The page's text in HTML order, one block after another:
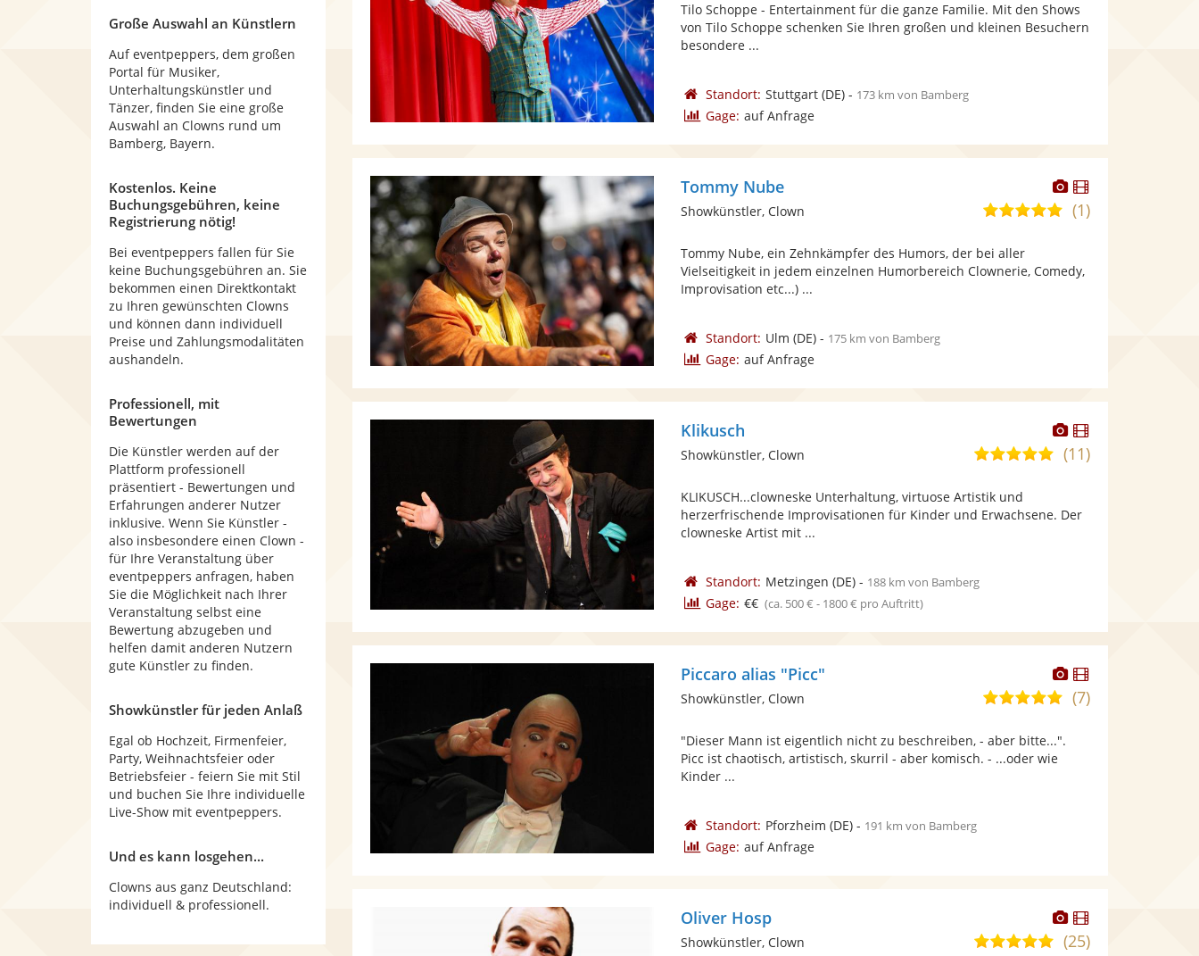
bereit.
5
Sternen
Tilo Schoppe - Entertainment für die ganze Familie. Mit den Shows
von Tilo Schoppe schenken Sie Ihren großen und kleinen Besuchern
besondere ...
Standort: Stuttgart(DE)- 173 km von Bamberg
Gage: auf Anfrage
Dieser
Künstler
stellt
bereit.
Dieser
Künstler
Tommy Nube
5,0
Sternen
(1)
Showkünstler, Clown
Tommy Nube, ein Zehnkämpfer des Humors, der bei aller
Vielseitigkeit in jedem einzelnen Humorbereich Clownerie, Comedy,
Improvisation etc...) ...
Standort: Ulm (DE)- 175 km von Bamberg
Gage: auf Anfrage
Dieser
Künstler
stellt
Dieser
Künstler
Klikusch
5,0
Sternen
(11)
Showkünstler, Clown
KLIKUSCH...clowneske Unterhaltung, virtuose Artistik und
herzerfrischende Improvisationen für Kinder und Erwachsene. Der
clowneske Artist mit ...
Standort: Metzingen (DE)- 188 km von Bamberg
Gage: €€ (ca. 500 € - 1800 € pro Auftritt)
Dieser
Künstler
stellt
Dieser
Künstler
Piccaro alias "Picc"
4,8
5
(7)
Showkünstler, Clown
"Dieser Mann ist eigentlich nicht zu beschreiben, - aber bitte...".
Picc ist chaotisch, artistisch, skurril - aber komisch. - ...oder wie
Kinder ...
Standort: Pforzheim (DE)- 191 km von Bamberg
Gage: auf Anfrage
Dieser
Künstler
Dieser
Künstler
Oliver Hosp
4,9(25)
Showkünstler, Clown
Große Auswahl an Künstlern
Auf eventpeppers, dem großen
Portal für Musiker,
Unterhaltungskünstler und
Tänzer, finden Sie eine große
Auswahl an Clowns rund um
Bamberg, Bayern.
Kostenlos. Keine
Buchungsgebühren, keine
Registrierung nötig!
Bei eventpeppers fallen für Sie
keine Buchungsgebühren an. Sie
bekommen einen Direktkontakt
zu Ihren gewünschten Clowns
und können dann individuell
Preise und Zahlungsmodalitäten
aushandeln.
Professionell, mit
Bewertungen
Die Künstler werden auf der
Plattform professionell
präsentiert - Bewertungen und
Erfahrungen anderer Nutzer
inklusive. Wenn Sie Künstler -
also insbesondere einen Clown -
für Ihre Veranstaltung über
eventpeppers anfragen, haben
Sie die Möglichkeit nach Ihrer
Veranstaltung selbst eine
Bewertung abzugeben und
helfen damit anderen Nutzern
gute Künstler zu finden.
Showkünstler für jeden Anlaß
Egal ob Hochzeit, Firmenfeier,
Party, Weihnachtsfeier oder
Betriebsfeier - feiern Sie mit Stil
und buchen Sie Ihre individuelle
Live-Show mit eventpeppers.
Und es kann losgehen...
Clowns aus ganz Deutschland:
individuell & professionell.